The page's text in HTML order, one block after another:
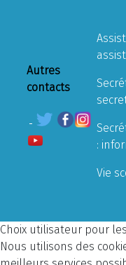
Autres
contacts
:
Vie
Choix utilisateur pour
Nous utilisons des